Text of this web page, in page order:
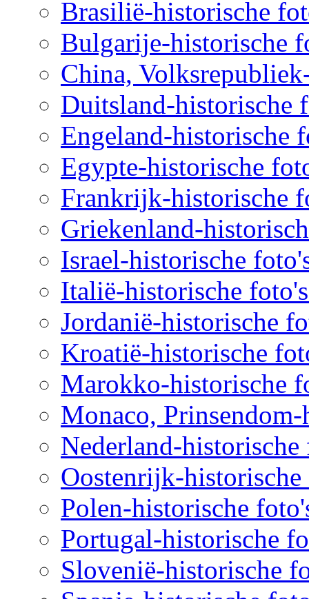
Brasilië-historische
Bulgarije-historische
China,
Duitsland-historische
Engeland-historische
Egypte-historische
Frankrijk-historische
Griekenland-
Israel-historische
Italië-historische
Jordanië-historische
Kroatië-historische
Marokko-historische
Monaco,
Nederland-historische
Oostenrijk-historische
Polen-historische
Portugal-historische
Slovenië-historische